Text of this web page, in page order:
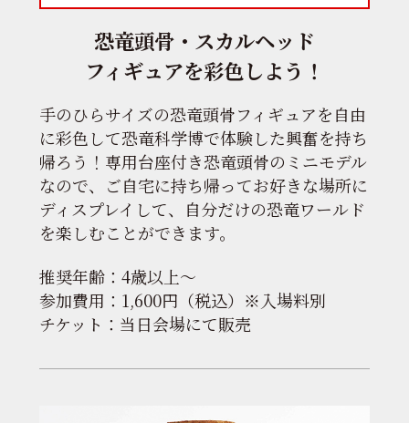
恐竜頭骨・スカルヘッド
フィギュアを彩色しよう！
手のひらサイズの恐竜頭骨フィギュアを自由
に彩色して恐竜科学博で体験した興奮を持ち
帰ろう！専用台座付き恐竜頭骨のミニモデル
なので、ご自宅に持ち帰ってお好きな場所に
ディスプレイして、自分だけの恐竜ワールド
を楽しむことができます。
推奨年齢：4歳以上〜
参加費用：1,600円（税込）※入場料別
チケット：当日会場にて販売